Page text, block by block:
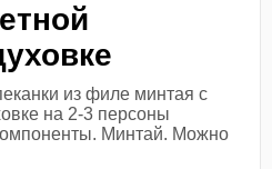
из филе минтая с
на 2-3 персоны
Минтай. Можно